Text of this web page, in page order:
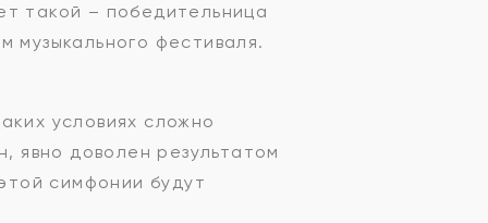
такой – победительница
музыкального фестиваля.
условиях сложно
явно доволен результатом
симфонии будут